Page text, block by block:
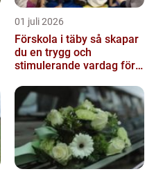
01 juli 2026
Förskola i täby så skapar
du en trygg och
stimulerande vardag för